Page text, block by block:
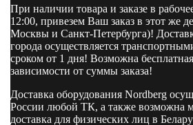
пластиковый
кейс
При наличии товара и заказе в
12:00, привезем Ваш заказ в этот же
Москвы и Санкт-Петербурга)!
города осуществляется
сроком от 1 дня! Возможна
зависимости от суммы заказа!
Доставка оборудования Nordberg
России любой ТК, а также возможна
доставка для физических лиц в